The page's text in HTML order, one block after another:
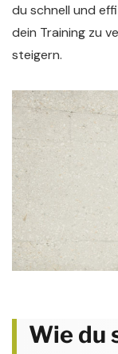
du schnell und
dein Training zu
steigern.
Wie du